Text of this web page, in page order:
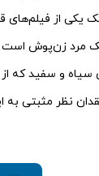
یکی از فیلم‌های
مرد زن‌پوش
و سفید که
نظر مثبتی